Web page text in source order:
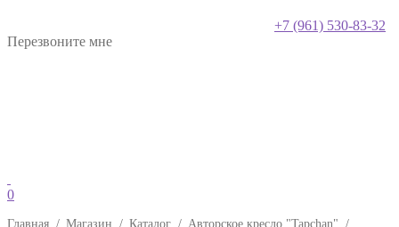
+7 (961) 530-83-32
Перезвоните мне
0
Главная / Магазин / Каталог / Авторское кресло "Tapchan" /